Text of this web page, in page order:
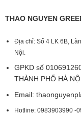
THAO NGUYEN
Địa chỉ: Số 4 LK 6B,
Nội.
GPKD số
THÀNH PHỐ HÀ
Email:
Hotline: 0983903990 -